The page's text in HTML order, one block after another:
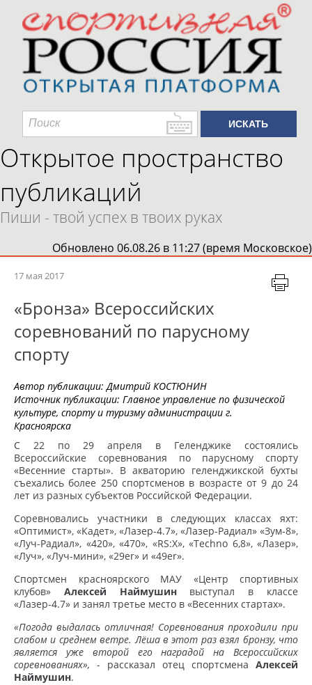
Открытое пространство
публикаций
Пиши - твой успех в твоих руках
Обновлено 06.08.26 в 11:27 (время Московское)
17 мая 2017
«Бронза» Всероссийских
соревнований по парусному
спорту
Автор публикации:Дмитрий КОСТЮНИН
Источник публикации: Главное управление по физической
культуре, спорту и туризму администрации г.
Красноярска
С 22 по 29 апреля в Геленджике состоялись
Всероссийские соревнования по парусному спорту
«Весенние старты». В акваторию геленджикской бухты
съехались более 250 спортсменов в возрасте от 9 до 24
лет из разных субъектов Российской Федерации.
Соревновались участники в следующих классах яхт:
«Оптимист», «Кадет», «Лазер-4.7», «Лазер-Радиал» «Зум-8»,
«Луч-Радиал», «420», «470», «RS:X», «Techno 6,8», «Лазер»,
«Луч», «Луч-мини», «29er» и «49er».
Спортсмен красноярского МАУ «Центр спортивных
клубов» Алексей Наймушинвыступал в классе
«Лазер-4.7» и занял третье место в «Весенних стартах».
«Погода выдалась отличная! Соревнования проходили при
слабом и среднем ветре. Лёша в этот раз взял бронзу, что
является уже второй его наградой на Всероссийских
соревнованиях», - рассказал отец спортсмена Алексей
Наймушин.